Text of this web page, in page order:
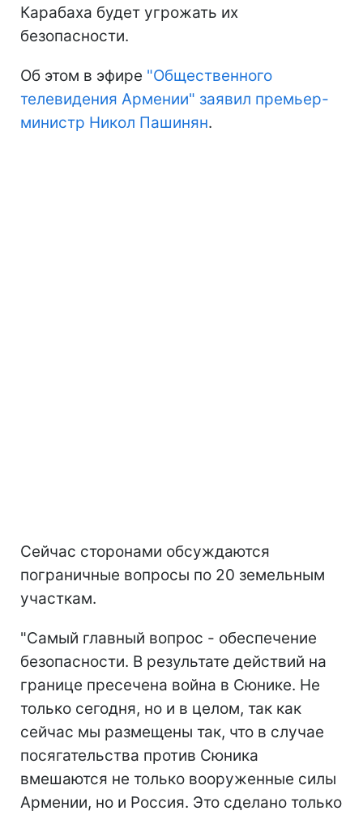
Карабаха будет угрожать их
безопасности.
Об этом в эфире "Общественного
телевидения Армении" заявил премьер-
министр Никол Пашинян.
Сейчас сторонами обсуждаются
пограничные вопросы по 20 земельным
участкам.
"Самый главный вопрос - обеспечение
безопасности. В результате действий на
границе пресечена война в Сюнике. Не
только сегодня, но и в целом, так как
сейчас мы размещены так, что в случае
посягательства против Сюника
вмешаются не только вооруженные силы
Армении, но и Россия. Это сделано только